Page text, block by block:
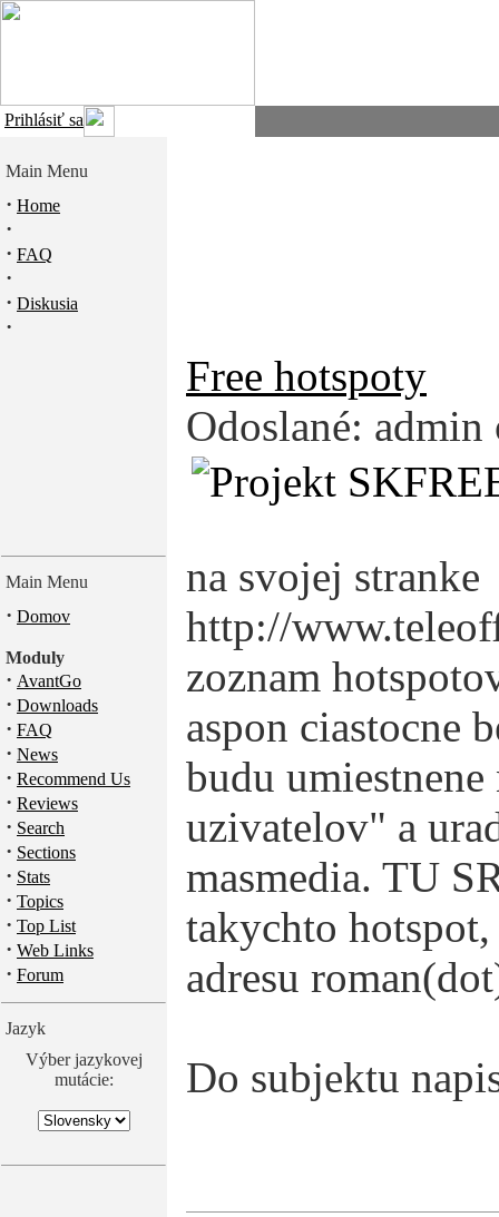
Prihlásiť sa
Main Menu
· Home
·
· FAQ
·
· Diskusia
·
Main Menu
· Domov
Moduly
· AvantGo
· Downloads
· FAQ
· News
· Recommend Us
· Reviews
· Search
· Sections
· Stats
· Topics
· Top List
· Web Links
· Forum
Jazyk
Výber jazykovej
mutácie:
Free hotspoty
Odoslané:
na svojej stranke
http://
zoznam
aspon ciastocne
budu
uzivatelov" a
masmedia. TU
takychto
adresu
Do subjektu